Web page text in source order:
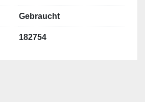
Gebraucht
182754